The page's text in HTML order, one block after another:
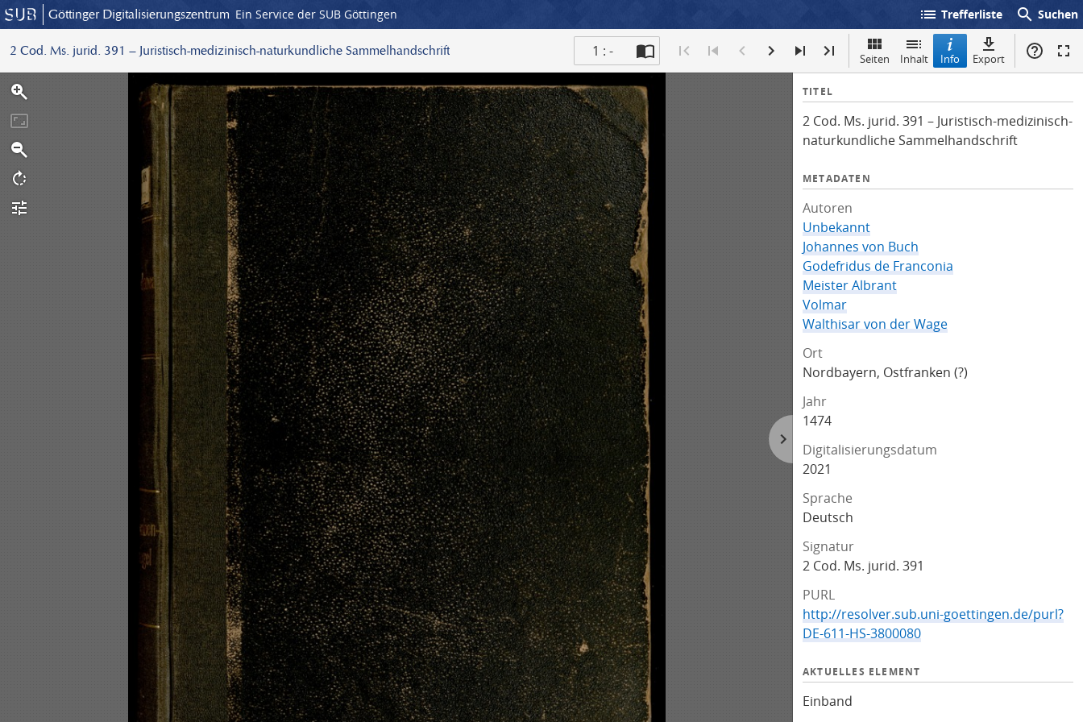
Göttinger Digitalisierungszentrum Ein Service der SUB Göttingen list Trefferliste search Suchen
2 Cod. Ms. jurid. 391 – Juristisch-medizinisch-naturkundliche Sammelhandschrift 1 : - Seiten Inhalt Info Export
I
f
o
TITEL
2 Cod. Ms. jurid. 391 – Juristisch-medizinisch-
naturkundliche Sammelhandschrift
METADATEN
Autoren
Unbekannt
Johannes von Buch
Godefridus de Franconia
Meister Albrant
Volmar
Walthisar von der Wage
Ort
Nordbayern, Ostfranken (?)
Jahr
1474
Digitalisierungsdatum
2021
Sprache
Deutsch
Signatur
2 Cod. Ms. jurid. 391
PURL
http://resolver.sub.uni-goettingen.de/purl?
DE-611-HS-3800080
AKTUELLES ELEMENT
Einband